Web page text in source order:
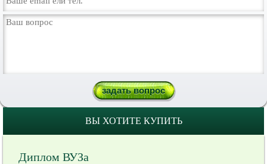
ВЫ ХОТИТЕ КУПИТЬ
Диплом ВУЗа